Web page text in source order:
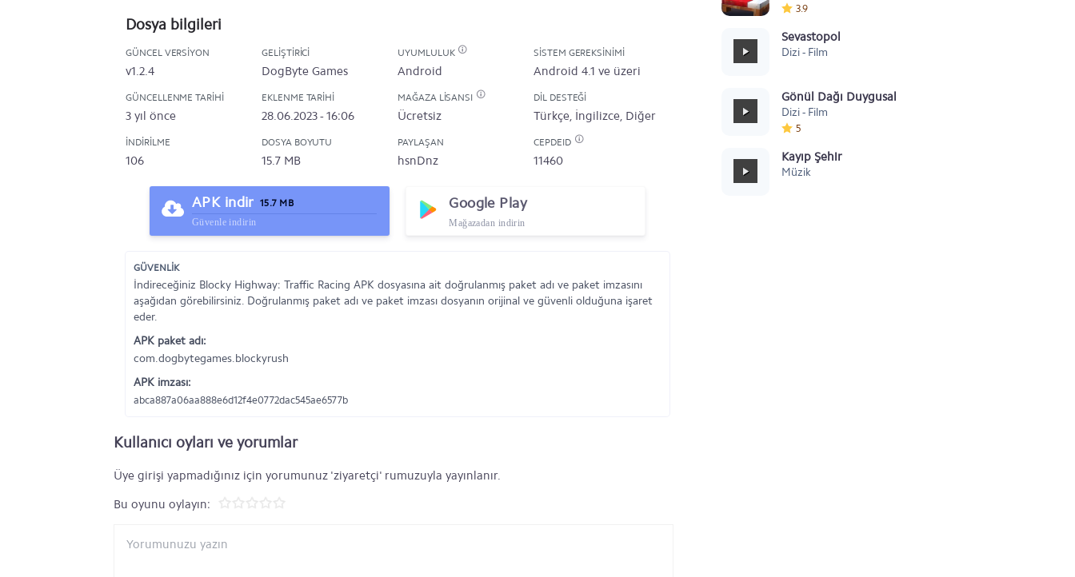
Dosya bilgileri
GÜNCEL VERSIYON
v1.2.4
GELIŞTIRICI
DogByte Games
UYUMLULUK
Android
SISTEM GEREKSINIMI
Android 4.1 ve üzeri
GÜNCELLENME TARIHI
3 yıl önce
EKLENME TARIHI
28.06.2023 - 16:06
MAĞAZA LISANSI
Ücretsiz
DIL DESTEĞI
Türkçe, İngilizce, Diğer
İNDIRILME
106
DOSYA BOYUTU
15.7 MB
PAYLAŞAN
hsnDnz
CEPDEID
11460
APK indir 15.7 MB
Güvenle indirin
Google Play
Mağazadan indirin
GÜVENLİK
İndireceğiniz Blocky Highway: Traffic Racing APK dosyasına ait doğrulanmış paket adı ve paket imzasını
aşağıdan görebilirsiniz. Doğrulanmış paket adı ve paket imzası dosyanın orijinal ve güvenli olduğuna işaret
eder.
APK paket adı:
com.dogbytegames.blockyrush
APK imzası:
abca887a06aa888e6d12f4e0772dac545ae6577b
3.9
Sevastopol
Dizi - Film
Gönül Dağı Duygusal
Dizi - Film
5
Kayıp Şehir
Müzik
Kullanıcı oyları ve yorumlar
Üye girişi yapmadığınız için yorumunuz 'ziyaretçi' rumuzuyla yayınlanır.
Bu oyunu oylayın: